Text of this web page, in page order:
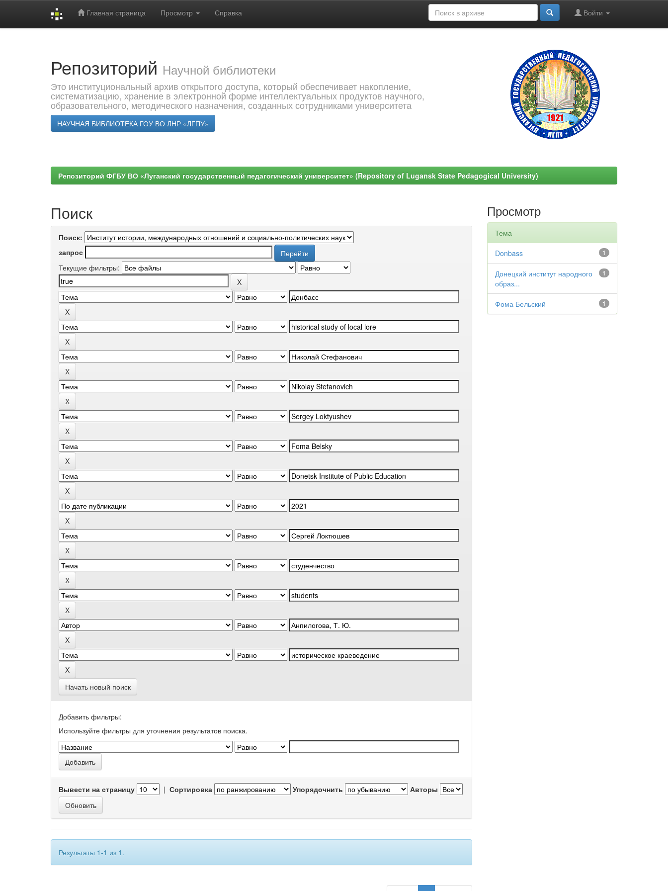
Главная страница Просмотр Справка Войти
Репозиторий Научной библиотеки
Это институциональный архив открытого доступа, который обеспечивает накопление,
систематизацию, хранение в электронной форме интеллектуальных продуктов научного,
образовательного, методического назначения, созданных сотрудниками университета
НАУЧНАЯ БИБЛИОТЕКА ГОУ ВО ЛНР «ЛГПУ»
Репозиторий ФГБУ ВО «Луганский государственный педагогический университет» (Repository of Lugansk State Pedagogical University)
Поиск
Поиск:
запрос
Текущие фильтры:
Начать новый поиск
Добавить фильтры:
Используйте фильтры для уточнения результатов поиска.
Вывести на страницу | Сортировка Упорядочнить Авторы
Результаты 1-1 из 1.
Просмотр
Тема
1
Donbass
1
Донецкий институт народного
образ...
1
Фома Бельский